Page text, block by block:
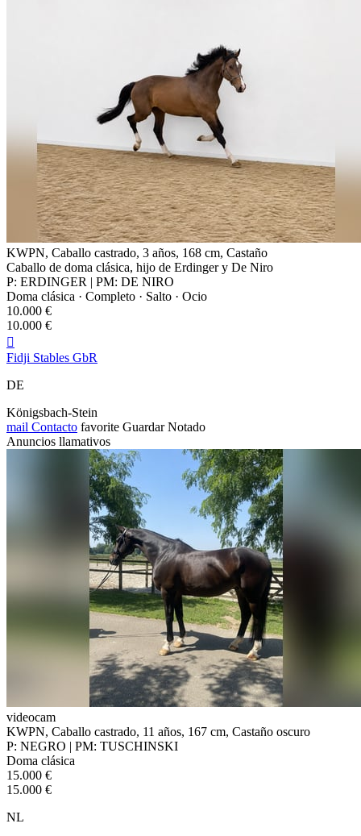
KWPN, Caballo castrado, 3 años, 168 cm, Castaño
Caballo de doma clásica, hijo de Erdinger y De Niro
P: ERDINGER | PM: DE NIRO
Doma clásica · Completo · Salto · Ocio
10.000 €
10.000 €

Fidji Stables GbR
DE
Königsbach-Stein
mail Contacto favorite Guardar Notado
Anuncios llamativos
videocam
KWPN, Caballo castrado, 11 años, 167 cm, Castaño oscuro
P: NEGRO | PM: TUSCHINSKI
Doma clásica
15.000 €
15.000 €
NL